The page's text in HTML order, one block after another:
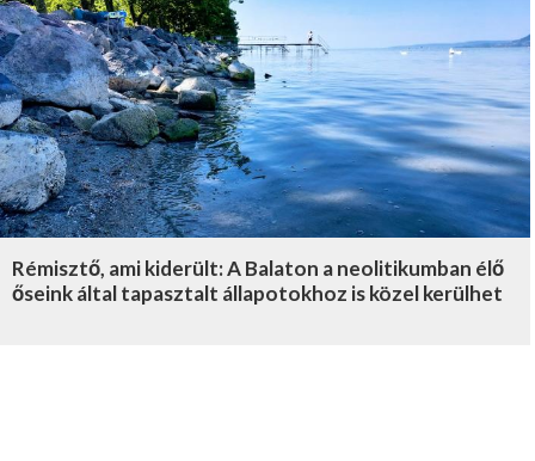
Rémisztő, ami kiderült: A Balaton a neolitikumban élő
őseink által tapasztalt állapotokhoz is közel kerülhet